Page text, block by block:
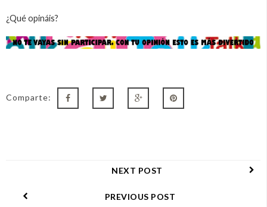
¿Qué opináis?
Comparte:
NEXT POST
PREVIOUS POST